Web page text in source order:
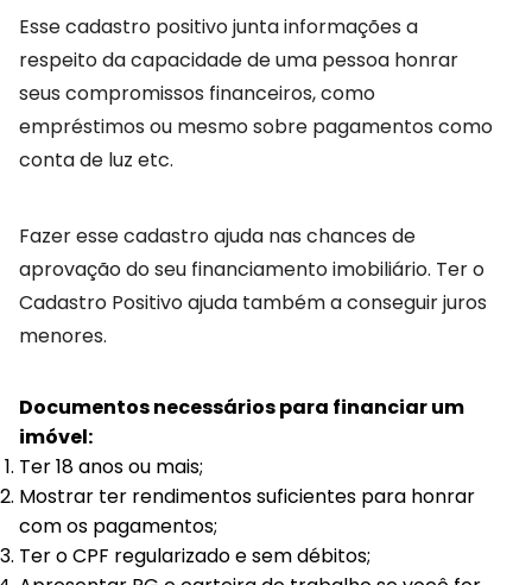
Esse cadastro positivo junta informações a
respeito da capacidade de uma pessoa honrar
seus compromissos financeiros, como
empréstimos ou mesmo sobre pagamentos como
conta de luz etc.
Fazer esse cadastro ajuda nas chances de
aprovação do seu financiamento imobiliário. Ter o
Cadastro Positivo ajuda também a conseguir juros
menores.
Documentos necessários para financiar um
imóvel:
Ter 18 anos ou mais;
Mostrar ter rendimentos suficientes para honrar
com os pagamentos;
Ter o CPF regularizado e sem débitos;